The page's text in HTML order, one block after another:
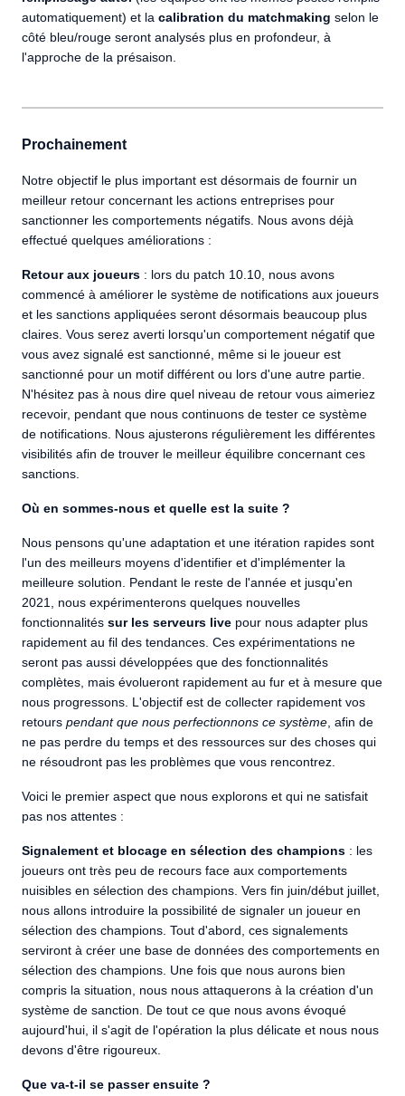
automatiquement) et la calibration du matchmaking selon le
côté bleu/rouge seront analysés plus en profondeur, à
l'approche de la présaison.
Prochainement
Notre objectif le plus important est désormais de fournir un
meilleur retour concernant les actions entreprises pour
sanctionner les comportements négatifs. Nous avons déjà
effectué quelques améliorations :
Retour aux joueurs : lors du patch 10.10, nous avons
commencé à améliorer le système de notifications aux joueurs
et les sanctions appliquées seront désormais beaucoup plus
claires. Vous serez averti lorsqu'un comportement négatif que
vous avez signalé est sanctionné, même si le joueur est
sanctionné pour un motif différent ou lors d'une autre partie.
N'hésitez pas à nous dire quel niveau de retour vous aimeriez
recevoir, pendant que nous continuons de tester ce système
de notifications. Nous ajusterons régulièrement les différentes
visibilités afin de trouver le meilleur équilibre concernant ces
sanctions.
Où en sommes-nous et quelle est la suite ?
Nous pensons qu'une adaptation et une itération rapides sont
l'un des meilleurs moyens d'identifier et d'implémenter la
meilleure solution. Pendant le reste de l'année et jusqu'en
2021, nous expérimenterons quelques nouvelles
fonctionnalités sur les serveurs live pour nous adapter plus
rapidement au fil des tendances. Ces expérimentations ne
seront pas aussi développées que des fonctionnalités
complètes, mais évolueront rapidement au fur et à mesure que
nous progressons. L'objectif est de collecter rapidement vos
retours pendant que nous perfectionnons ce système , afin de
ne pas perdre du temps et des ressources sur des choses qui
ne résoudront pas les problèmes que vous rencontrez.
Voici le premier aspect que nous explorons et qui ne satisfait
pas nos attentes :
Signalement et blocage en sélection des champions : les
joueurs ont très peu de recours face aux comportements
nuisibles en sélection des champions. Vers fin juin/début juillet,
nous allons introduire la possibilité de signaler un joueur en
sélection des champions. Tout d'abord, ces signalements
serviront à créer une base de données des comportements en
sélection des champions. Une fois que nous aurons bien
compris la situation, nous nous attaquerons à la création d'un
système de sanction. De tout ce que nous avons évoqué
aujourd'hui, il s'agit de l'opération la plus délicate et nous nous
devons d'être rigoureux.
Que va-t-il se passer ensuite ?